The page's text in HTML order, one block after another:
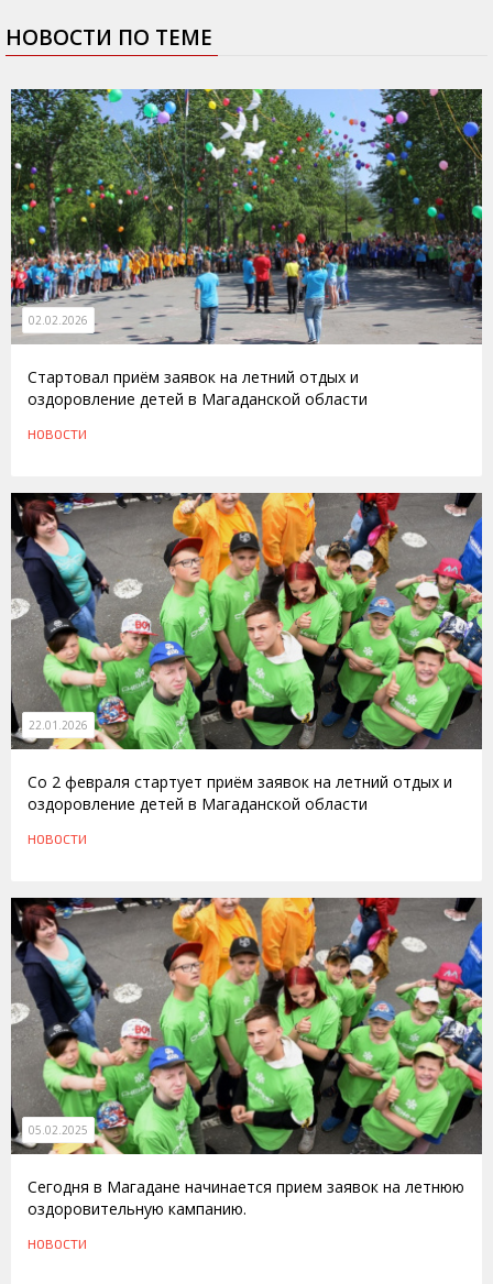
НОВОСТИ ПО ТЕМЕ
02.02.2026
Стартовал приём заявок на летний отдых и
оздоровление детей в Магаданской области
НОВОСТИ
22.01.2026
Со 2 февраля стартует приём заявок на летний отдых и
оздоровление детей в Магаданской области
НОВОСТИ
05.02.2025
Сегодня в Магадане начинается прием заявок на летнюю
оздоровительную кампанию.
НОВОСТИ